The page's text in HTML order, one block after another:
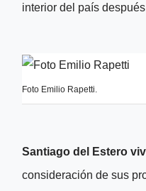
interior del país
Foto Emilio Rapetti.
Santiago del Estero
consideración de sus